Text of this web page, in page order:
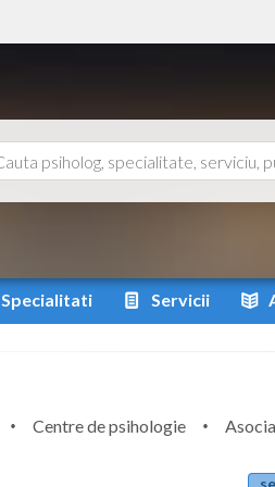
Specialitati Servicii
Centre de psihologie